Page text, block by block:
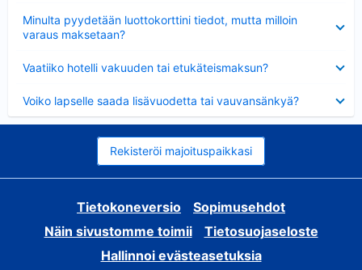
Minulta pyydetään luottokorttini tiedot, mutta milloin
varaus maksetaan?
Vaatiiko hotelli vakuuden tai etukäteismaksun?
Voiko lapselle saada lisävuodetta tai vauvansänkyä?
Rekisteröi majoituspaikkasi
Tietokoneversio
Sopimusehdot
Näin sivustomme toimii
Tietosuojaseloste
Hallinnoi evästeasetuksia